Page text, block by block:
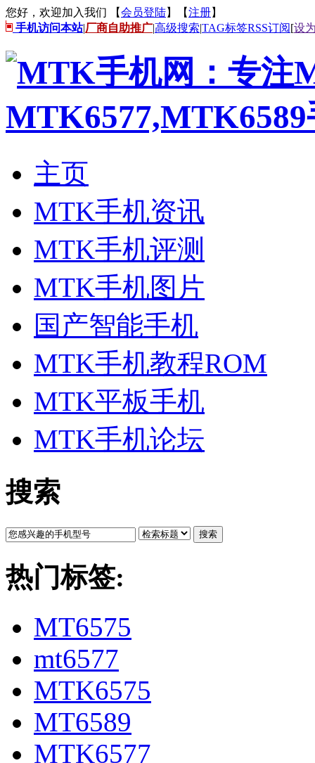
您好，欢迎加入我们 【会员登陆】【注册】
手机访问本站|厂商自助推广|高级搜索|TAG标签RSS订阅[设
主页
MTK手机资讯
MTK手机评测
MTK手机图片
国产智能手机
MTK手机教程ROM
MTK平板手机
MTK手机论坛
搜索
搜索
热门标签:
MT6575
mt6577
MTK6575
MT6589
MTK6577